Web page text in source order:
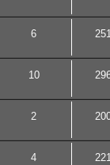
6
10
2
4